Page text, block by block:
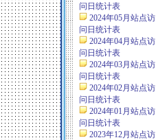
问日统计表
2024年05月站点访
问日统计表
2024年04月站点访
问日统计表
2024年03月站点访
问日统计表
2024年02月站点访
问日统计表
2024年01月站点访
问日统计表
2023年12月站点访